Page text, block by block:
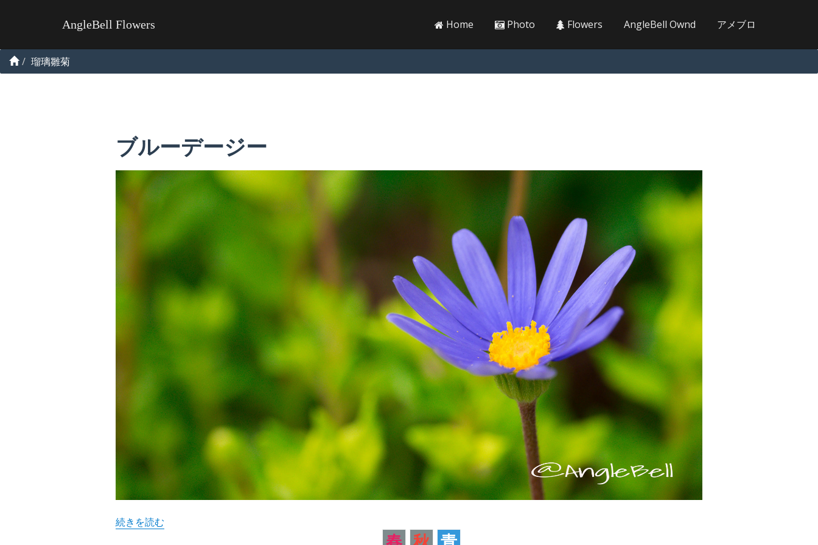
AngleBell Flowers Home Photo Flowers AngleBell Ownd アメブロ
瑠璃雛菊
ブルーデージー
“ブルーデージー” の
続きを読む